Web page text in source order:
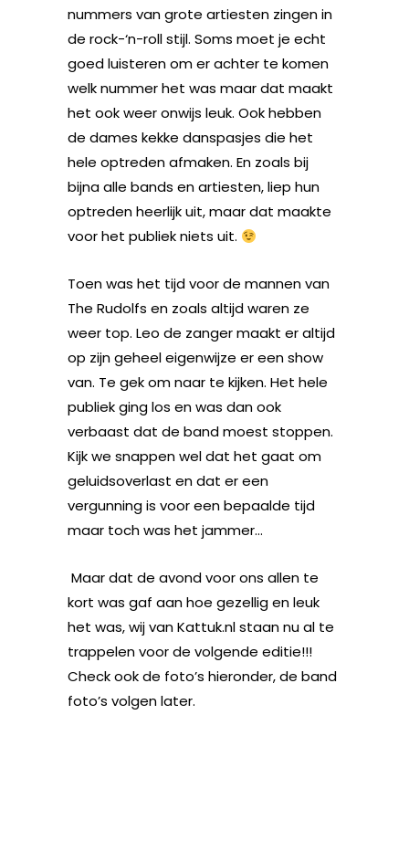
nummers van grote artiesten zingen in
de rock-‘n-roll stijl. Soms moet je echt
goed luisteren om er achter te komen
welk nummer het was maar dat maakt
het ook weer onwijs leuk. Ook hebben
de dames kekke danspasjes die het
hele optreden afmaken. En zoals bij
bijna alle bands en artiesten, liep hun
optreden heerlijk uit, maar dat maakte
voor het publiek niets uit.
Toen was het tijd voor de mannen van
The Rudolfs en zoals altijd waren ze
weer top. Leo de zanger maakt er altijd
op zijn geheel eigenwijze er een show
van. Te gek om naar te kijken. Het hele
publiek ging los en was dan ook
verbaast dat de band moest stoppen.
Kijk we snappen wel dat het gaat om
geluidsoverlast en dat er een
vergunning is voor een bepaalde tijd
maar toch was het jammer…
Maar dat de avond voor ons allen te
kort was gaf aan hoe gezellig en leuk
het was, wij van Kattuk.nl staan nu al te
trappelen voor de volgende editie!!!
Check ook de foto’s hieronder, de band
foto’s volgen later.